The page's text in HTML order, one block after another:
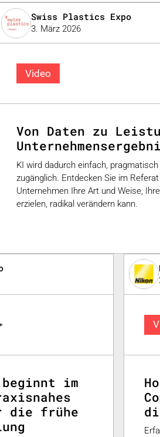
Swiss Plastics Expo
3. März 2026
Video
Von Daten zu
KI wird dadurch einfach,
zugänglich. Entdecken Sie im
Unternehmen Ihre Art und Weise,
erzielen, radikal verändern kann.
im
die frühe